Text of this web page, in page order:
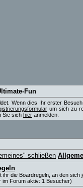
Fun
Wenn dies Ihr erster
um sich zu
Sie sich hier anmelden.
ihr die Boardregeln, an den sich
im Forum aktiv: 1 Besucher)